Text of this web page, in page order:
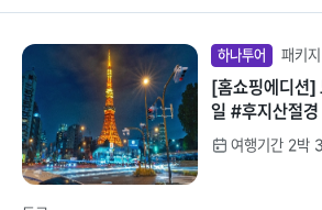
하나투어 패키지
[홈쇼핑에디션
일 #후지산절
#도쿄핵심관광
량감가득
여행기간 2박